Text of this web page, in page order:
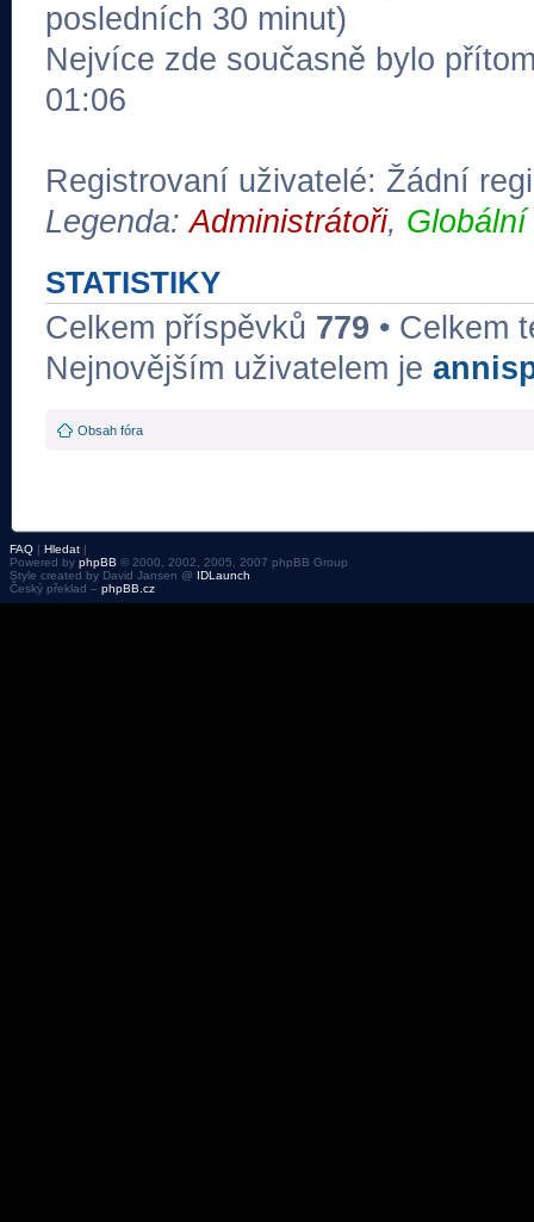
posledních 30 minut)
Nejvíce zde současně bylo
01:06
Registrovaní uživatelé: Žádní
Legenda:Administrátoři,
STATISTIKY
Celkem příspěvků 779 • Celkem
Nejnovějším uživatelem je
Obsah fóra
FAQ | Hledat |
Powered by phpBB © 2000, 2002, 2005, 2007 phpBB Group
Style created by David Jansen @ IDLaunch
Český překlad – phpBB.cz